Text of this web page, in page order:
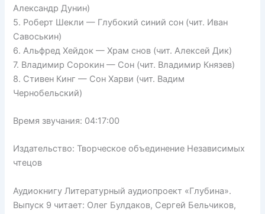
Александр Дунин)
5. Роберт Шекли — Глубокий синий сон (чит. Иван
Савоськин)
6. Альфред Хейдок — Храм снов (чит. Алексей Дик)
7. Владимир Сорокин — Сон (чит. Владимир Князев)
8. Стивен Кинг — Сон Харви (чит. Вадим
Чернобельский)
Время звучания: 04:17:00
Издательство: Творческое объединение Независимых
чтецов
Аудиокнигу Литературный аудиопроект «Глубина».
Выпуск 9 читает: Олег Булдаков, Сергей Бельчиков,